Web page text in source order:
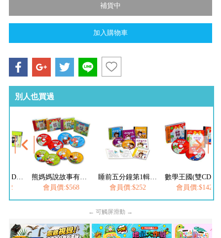
別人也買過
會員價:$568
會員價:$252
會員價:$142
← 可觸屏滑動 →